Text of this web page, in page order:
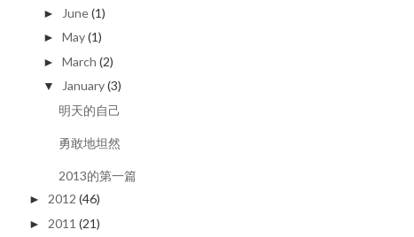
► June(1)
►May(1)
►March (2)
▼ January(3)
明天的自己
勇敢地坦然
2013的第一篇
► 2012 (46)
► 2011 (21)